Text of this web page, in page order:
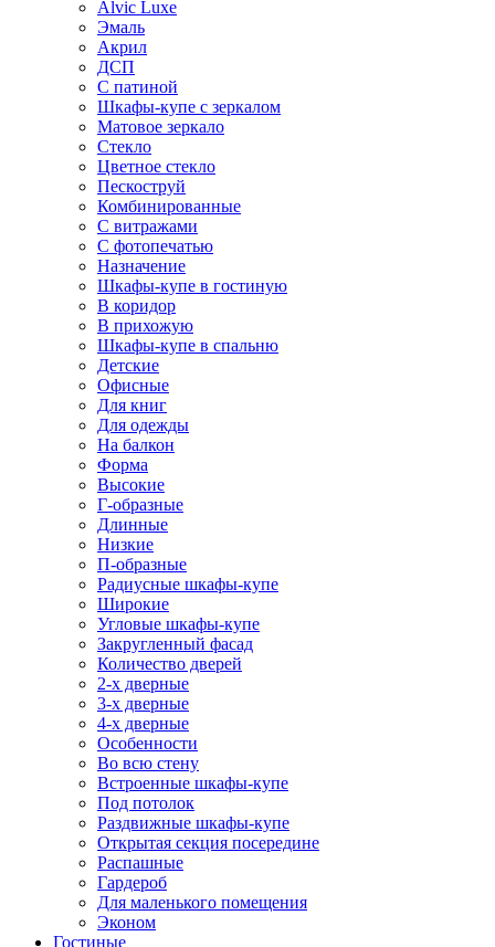
Alvic Luxe
Эмаль
Акрил
ДСП
С патиной
Шкафы-купе с зеркалом
Матовое зеркало
Стекло
Цветное стекло
Пескоструй
Комбинированные
С витражами
С фотопечатью
Назначение
Шкафы-купе в гостиную
В коридор
В прихожую
Шкафы-купе в спальню
Детские
Офисные
Для книг
Для одежды
На балкон
Форма
Высокие
Г-образные
Длинные
Низкие
П-образные
Радиусные шкафы-купе
Широкие
Угловые шкафы-купе
Закругленный фасад
Количество дверей
2-х дверные
3-х дверные
4-х дверные
Особенности
Во всю стену
Встроенные шкафы-купе
Под потолок
Раздвижные шкафы-купе
Открытая секция посередине
Распашные
Гардероб
Для маленького помещения
Эконом
Гостиные